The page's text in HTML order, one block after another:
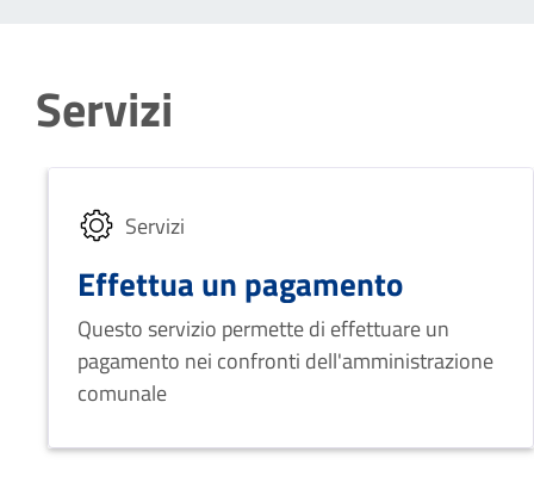
Servizi
Servizi
Effettua un pagamento
Questo servizio permette di effettuare un
pagamento nei confronti dell'amministrazione
comunale